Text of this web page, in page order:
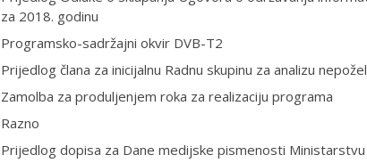
za 2018. godinu
Programsko-sadržajni okvir DVB-T2
Prijedlog člana za inicijalnu Radnu skupinu za analizu
Zamolba za produljenjem roka za realizaciju programa
Razno
Prijedlog dopisa za Dane medijske pismenosti